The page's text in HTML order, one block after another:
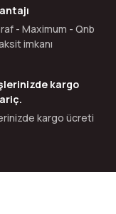
- Maximum - Qnb
imkanı
kargo
kargo ücreti